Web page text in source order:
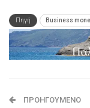
Πηγή Business
ΠΡΟΗΓΟΎΜΕΝΟ